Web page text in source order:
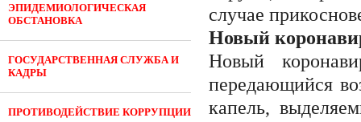
ЭПИДЕМИОЛОГИЧЕСКАЯ
ОБСТАНОВКА
ГОСУДАРСТВЕННАЯ СЛУЖБА И
КАДРЫ
ПРОТИВОДЕЙСТВИЕ КОРРУПЦИИ
случае
Новый
Новый
передающийся
капель,